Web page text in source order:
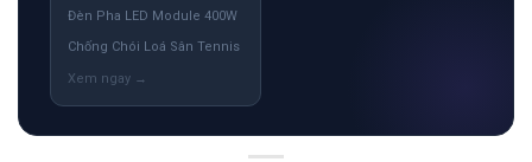
Đèn Pha LED Module 400W
Chống Chói Loá Sân Tennis